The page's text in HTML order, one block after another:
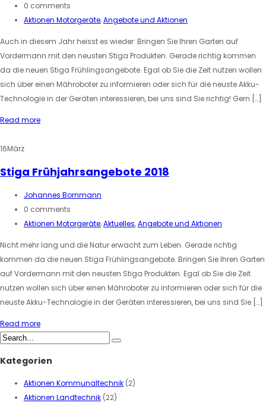
0 comments
Aktionen Motorgeräte,Angebote und Aktionen
Auch in diesem Jahr heisst es wieder: Bringen Sie Ihren Garten auf
Vordermann mit den neusten Stiga Produkten. Gerade richtig kommen
da die neuen Stiga Frühlingsangebote. Egal ob Sie die Zeit nutzen wollen
sich über einen Mähroboter zu informieren oder sich für die neuste Akku-
Technologie in der Geräten interessieren, bei uns sind Sie richtig! Gern […]
Read more
16März
Stiga Frühjahrsangebote 2018
Johannes Bornmann
0 comments
Aktionen Motorgeräte,Aktuelles,Angebote und Aktionen
Nicht mehr lang und die Natur erwacht zum Leben. Gerade richtig
kommen da die neuen Stiga Frühlingsangebote. Bringen Sie Ihren Garten
auf Vordermann mit den neusten Stiga Produkten. Egal ob Sie die Zeit
nutzen wollen sich über einen Mähroboter zu informieren oder sich für die
neuste Akku-Technologie in der Geräten interessieren, bei uns sind Sie […]
Read more
Kategorien
Aktionen Kommunaltechnik (2)
Aktionen Landtechnik (22)